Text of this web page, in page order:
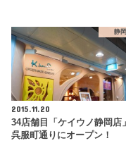
静
2015.11.20
34店舗目「ケイウノ静岡店
呉服町通りにオープン！